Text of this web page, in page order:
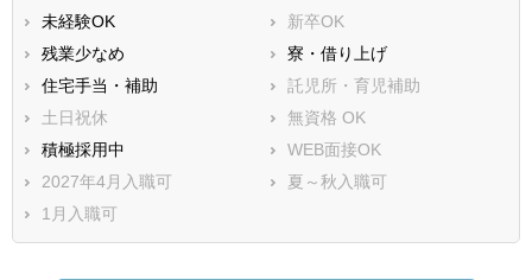
未経験OK
新卒OK
残業少なめ
寮・借り上げ
住宅手当・補助
託児所・育児補助
土日祝休
無資格 OK
積極採用中
WEB面接OK
2027年4月入職可
夏～秋入職可
1月入職可